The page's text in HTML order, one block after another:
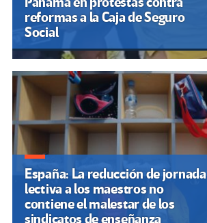
reformas a la Caja de Seguro
Social
España: La reducción de jornada
lectiva a los maestros no
contiene el malestar de los
sindicatos de enseñanza